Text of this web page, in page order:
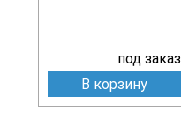
под заказ
В корзину